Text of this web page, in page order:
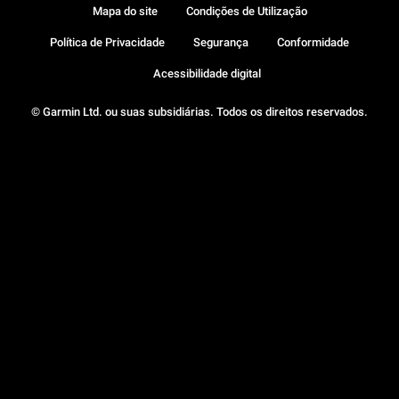
© Garmin Ltd. ou suas subsidiárias. Todos os direitos reservados.
Mapa do site Condições de Utilização
Política de Privacidade Segurança Conformidade
Acessibilidade digital